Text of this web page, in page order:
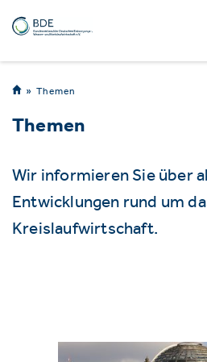
Themen
Themen
Wir informieren Sie über
Entwicklungen rund um
Kreislaufwirtschaft.